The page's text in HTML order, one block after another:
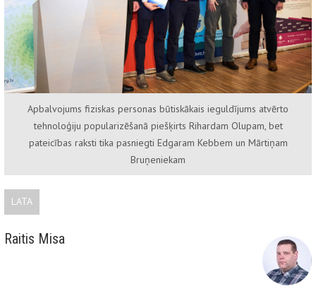
Apbalvojums fiziskas personas būtiskākais ieguldījums atvērto
tehnoloģiju popularizēšanā piešķirts Rihardam Olupam, bet
pateicības raksti tika pasniegti Edgaram Kebbem un Mārtiņam
Bruņeniekam
LATA
Raitis Misa